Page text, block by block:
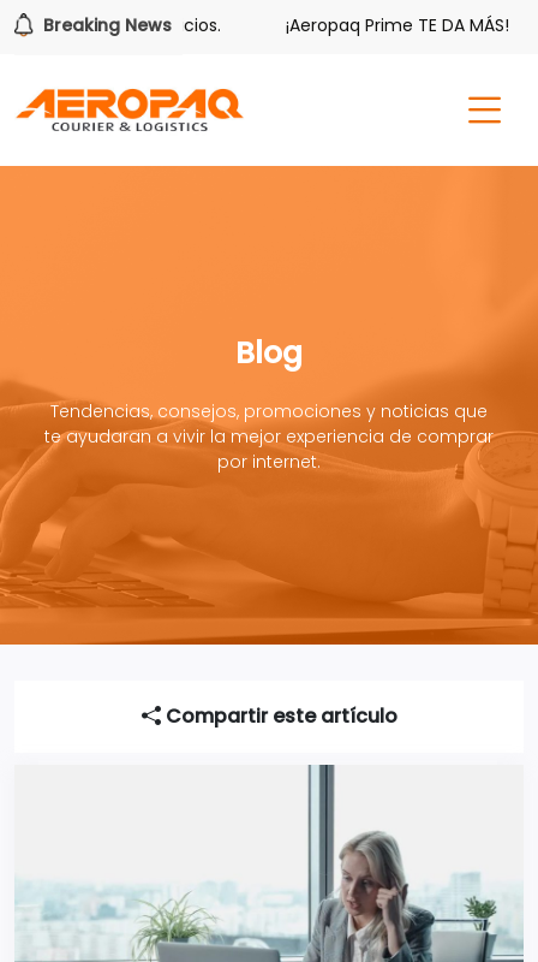
Breaking News
sus beneficios. ¡Aeropaq Prime TE DA MÁS!
Blog
Tendencias, consejos, promociones y noticias que
te ayudaran a vivir la mejor experiencia de comprar
por internet.
Compartir este artículo